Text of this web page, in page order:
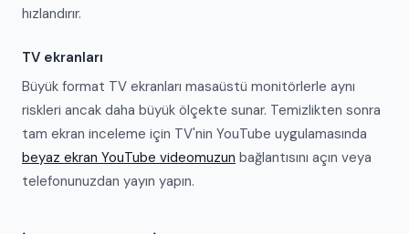
hızlandırır.
TV ekranları
Büyük format TV ekranları masaüstü monitörlerle aynı
riskleri ancak daha büyük ölçekte sunar. Temizlikten sonra
tam ekran inceleme için TV'nin YouTube uygulamasında
beyaz ekran YouTube videomuzun bağlantısını açın veya
telefonunuzdan yayın yapın.